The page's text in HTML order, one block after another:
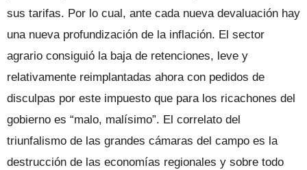
sus tarifas. Por lo cual, ante cada nueva devaluación hay
una nueva profundización de la inflación. El sector
agrario consiguió la baja de retenciones, leve y
relativamente reimplantadas ahora con pedidos de
disculpas por este impuesto que para los ricachones del
gobierno es “malo, malísimo”. El correlato del
triunfalismo de las grandes cámaras del campo es la
destrucción de las economías regionales y sobre todo